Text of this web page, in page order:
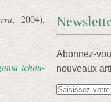
, 2004),
tchou-
Abonnez-
nouveaux